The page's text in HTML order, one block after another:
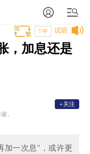
试听
T中
，加息还是
。
+关注
加一次息”，或许更